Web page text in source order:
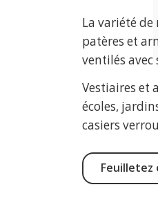
La variété de
patères et
ventilés
Vestiaires et
écoles,
casiers
Feuilletez